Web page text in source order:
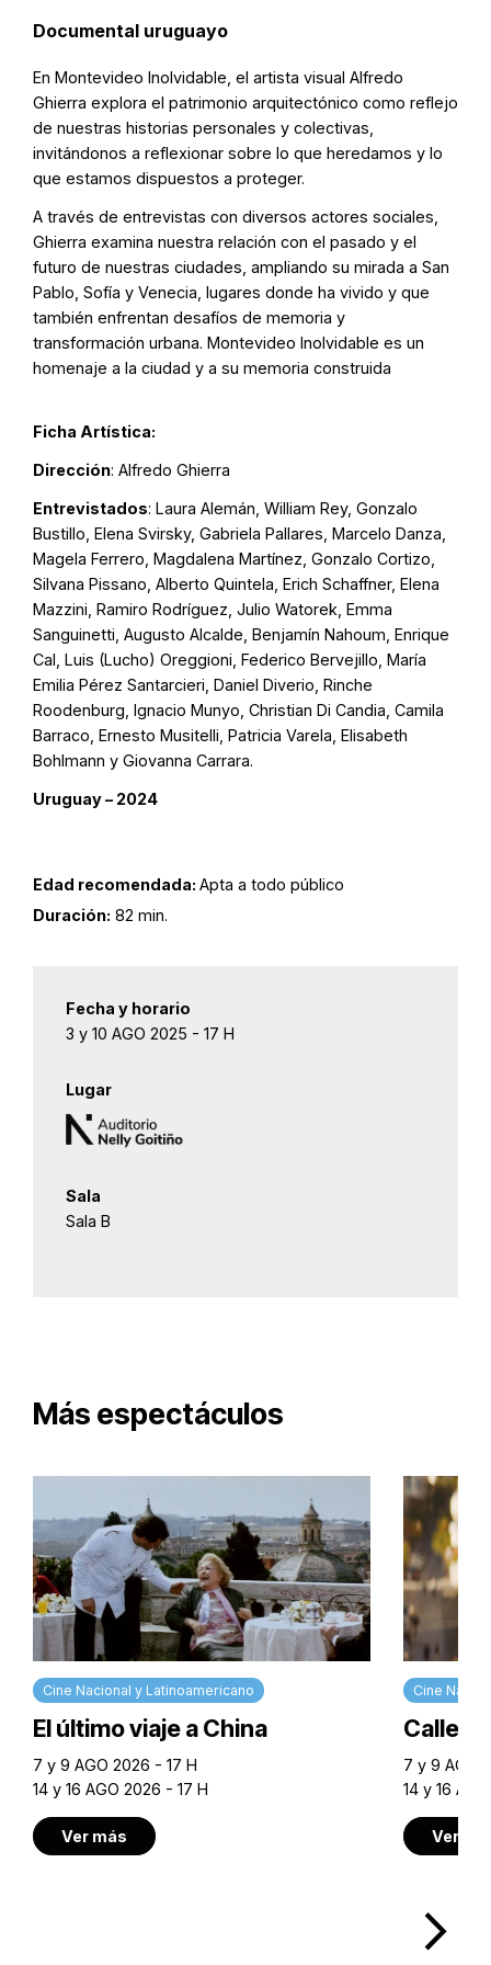
Documental uruguayo
En Montevideo Inolvidable, el artista visual Alfredo
Ghierra explora el patrimonio arquitectónico como reflejo
de nuestras historias personales y colectivas,
invitándonos a reflexionar sobre lo que heredamos y lo
que estamos dispuestos a proteger.
A través de entrevistas con diversos actores sociales,
Ghierra examina nuestra relación con el pasado y el
futuro de nuestras ciudades, ampliando su mirada a San
Pablo, Sofía y Venecia, lugares donde ha vivido y que
también enfrentan desafíos de memoria y
transformación urbana. Montevideo Inolvidable es un
homenaje a la ciudad y a su memoria construida
Ficha Artística:
Dirección: Alfredo Ghierra
Entrevistados: Laura Alemán, William Rey, Gonzalo
Bustillo, Elena Svirsky, Gabriela Pallares, Marcelo Danza,
Magela Ferrero, Magdalena Martínez, Gonzalo Cortizo,
Silvana Pissano, Alberto Quintela, Erich Schaffner, Elena
Mazzini, Ramiro Rodríguez, Julio Watorek, Emma
Sanguinetti, Augusto Alcalde, Benjamín Nahoum, Enrique
Cal, Luis (Lucho) Oreggioni, Federico Bervejillo, María
Emilia Pérez Santarcieri, Daniel Diverio, Rinche
Roodenburg, Ignacio Munyo, Christian Di Candia, Camila
Barraco, Ernesto Musitelli, Patricia Varela, Elisabeth
Bohlmann y Giovanna Carrara.
Uruguay – 2024
Edad recomendada: Apta a todo público
Duración: 82 min.
Fecha y horario
3 y 10 AGO 2025 - 17 H
Lugar
Sala
Sala B
Más espectáculos
Cine Nacional y Latinoamericano
El último viaje a China
7 y 9 AGO 2026 - 17 H
14 y 16 AGO 2026 - 17 H
Ver más
Cine
Calle
7 y 9 AGO
14 y 16
Ver
arrow_forward_ios